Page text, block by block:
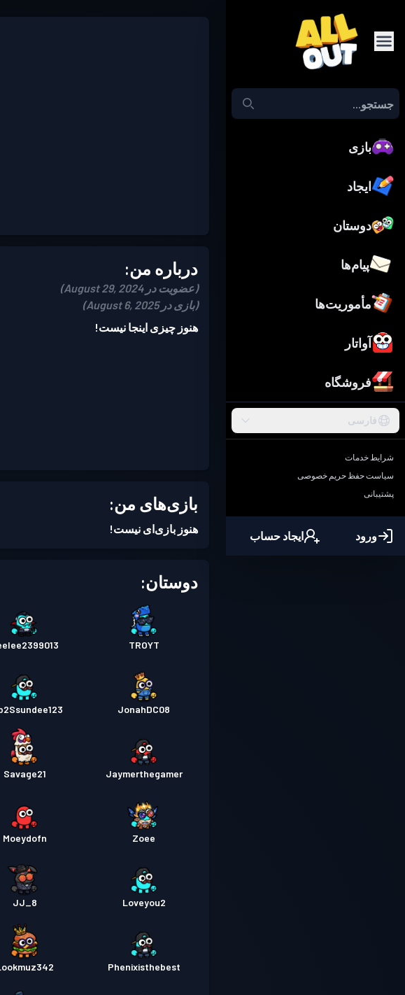
بازی
ایجاد
دوستان
پیام‌ها
مأموریت‌ها
آواتار
فروشگاه
فارسی
شرایط خدمات
سیاست حفظ حریم خصوصی
پشتیبانی
ورود ایجاد حساب
درباره من:
(عضویت در August 29, 2024)
(بازی در August 6, 2025)
هنوز چیزی اینجا نیست!
بازی‌های من:
هنوز بازی‌ای نیست!
دوستان:
TROYT
JonahDC08
Jaymerthegamer
Savage21
Zoee
Moeydofn
Loveyou2
JJ_8
Phenixisthebest